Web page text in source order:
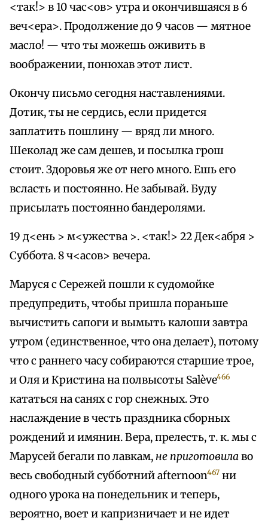
<так!> в 10 час<ов> утра и окончившаяся в 6
веч<ера>. Продолжение до 9 часов — мятное
масло! — что ты можешь оживить в
воображении, понюхав этот лист.
Окончу письмо сегодня наставлениями.
Дотик, ты не сердись, если придется
заплатить пошлину — вряд ли много.
Шеколад же сам дешев, и посылка грош
стоит. Здоровья же от него много. Ешь его
всласть и постоянно. Не забывай. Буду
присылать постоянно бандеролями.
19 д<ень > м<ужества >. <так!> 22 Дек<абря >
Суббота. 8 ч<асов> вечера.
Маруся с Сережей пошли к судомойке
предупредить, чтобы пришла пораньше
вычистить сапоги и вымыть калоши завтра
утром (единственное, что она делает), потому
что с раннего часу собираются старшие трое,
и Оля и Кристина на полвысоты Salève466
кататься на санях с гор снежных. Это
наслаждение в честь праздника сборных
рождений и имянин. Вера, прелесть, т. к. мы с
Марусей бегали по лавкам, не приготовилаво
весь свободный субботний afternoon467 ни
одного урока на понедельник и теперь,
вероятно, воет и капризничает и не идет